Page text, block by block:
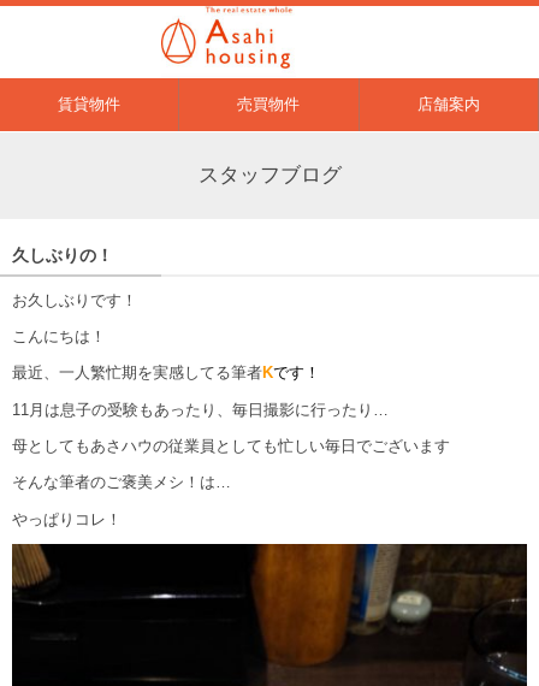
賃貸物件 売買物件 店舗案内
スタッフブログ
久しぶりの！
お久しぶりです！
こんにちは！
最近、一人繁忙期を実感してる筆者Kです！
11月は息子の受験もあったり、毎日撮影に行ったり…
母としてもあさハウの従業員としても忙しい毎日でございます
そんな筆者のご褒美メシ！は…
やっぱりコレ！